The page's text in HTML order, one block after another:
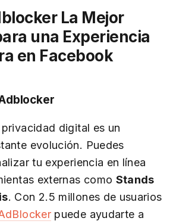
La Mejor
una Experiencia
en Facebook
digital es un
evolución. Puedes
tu experiencia en línea
externas como Stands
. Con 2.5 millones de usuarios
puede ayudarte a